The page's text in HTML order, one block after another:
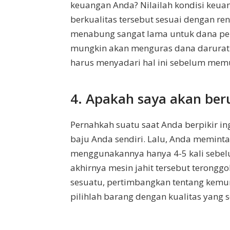
keuangan Anda? Nilailah kondisi
berkualitas tersebut sesuai dengan
menabung sangat lama untuk dana
mungkin akan menguras dana
harus menyadari hal ini sebelum
4. Apakah saya akan
Pernahkah suatu saat Anda berpikir
baju Anda sendiri. Lalu, Anda
menggunakannya hanya 4-5 kali
akhirnya mesin jahit tersebut
sesuatu, pertimbangkan tentang
pilihlah barang dengan kualitas yang